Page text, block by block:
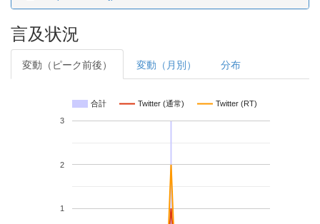
言及状況
変動（ピーク前後） 変動（月別） 分布
合計 Twitter (通常) Twitter (RT)
1
2
3